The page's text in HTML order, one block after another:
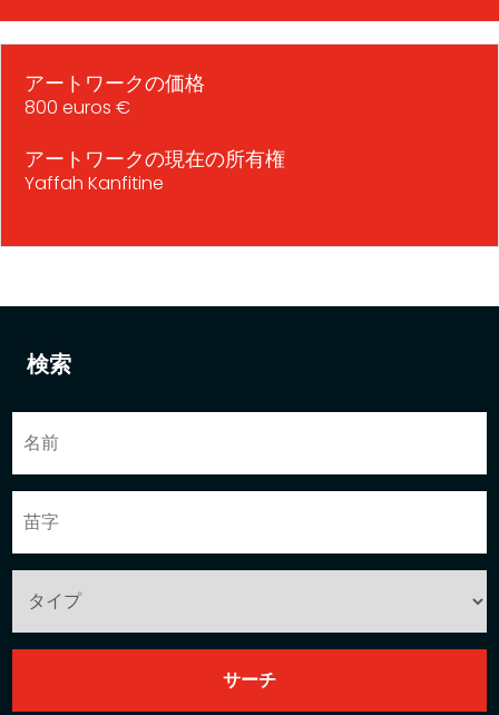
検索
アートワークの価格
800 euros €
アートワークの現在の所有権
Yaffah Kanfitine